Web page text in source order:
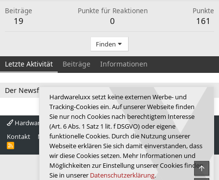
Beiträge
19
Punkte für Reaktionen
0
Punkte
161
Finden
Letzte Aktivität Beiträge Informationen
Der Newsfeed ist zur Zeit leer.
Hardwareluxx 4.0
Deutsch
Kontakt
Nutzungsbedingungen Datenschutz Hilfe Startseite
R
Hardwareluxx setzt keine externen Werbe- und
Tracking-Cookies ein. Auf unserer Webseite finden
Sie nur noch Cookies nach berechtigtem Interesse
(Art. 6 Abs. 1 Satz 1 lit. f DSGVO) oder eigene
funktionelle Cookies. Durch die Nutzung unserer
Webseite erklären Sie sich damit einverstanden, dass
wir diese Cookies setzen. Mehr Informationen und
Möglichkeiten zur Einstellung unserer Cookies finden
Sie in unserer Datenschutzerklärung.